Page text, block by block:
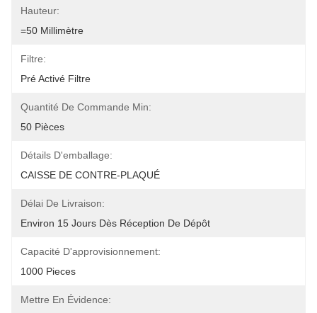
Hauteur:
=50 Millimètre
Filtre:
Pré Activé Filtre
Quantité De Commande Min:
50 Pièces
Détails D'emballage:
CAISSE DE CONTRE-PLAQUÉ
Délai De Livraison:
Environ 15 Jours Dès Réception De Dépôt
Capacité D'approvisionnement:
1000 Pieces
Mettre En Évidence: